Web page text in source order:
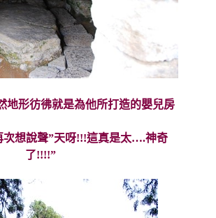
地形彷彿就是為他所打造的嬰兒房
次想說聲”天呀!!!這真是太….神奇
了!!!!”